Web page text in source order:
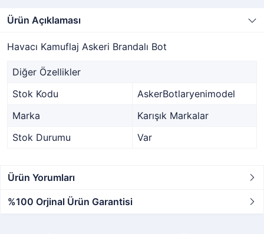
Ürün Açıklaması
Havacı Kamuflaj Askeri Brandalı Bot
Diğer Özellikler
Stok Kodu
AskerBotlaryenimodel
Marka
Karışık Markalar
Stok Durumu
Var
Ürün Yorumları
%100 Orjinal Ürün Garantisi